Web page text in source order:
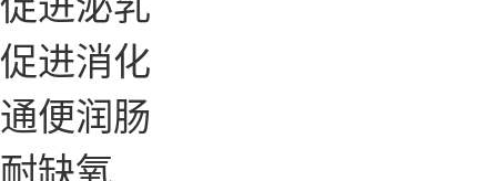
促进消化
通便润肠
耐缺氧